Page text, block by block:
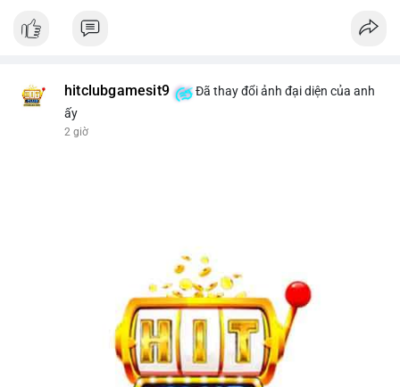
hitclubgamesit9
Đã thay đổi ảnh đại diện của anh
ấy
2 giờ